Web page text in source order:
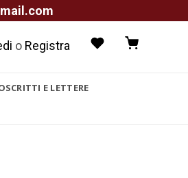
o Registra
E LETTERE